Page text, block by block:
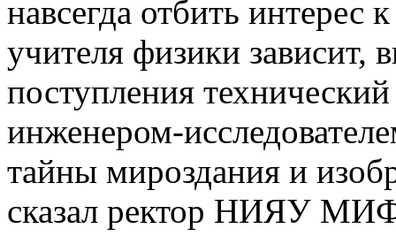
навсегда отбить интерес
учителя физики зависит,
поступления
инженером-
тайны мироздания и
сказал ректор НИЯУ